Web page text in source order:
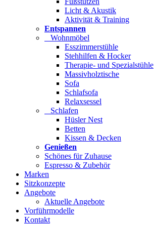
Licht & Akustik
Aktivität & Training
Entspannen
Wohnmöbel
Esszimmerstühle
Stehhilfen & Hocker
Therapie- und Spezialstühle
Massivholztische
Sofa
Schlafsofa
Relaxsessel
Schlafen
Hüsler Nest
Betten
Kissen & Decken
Genießen
Schönes für Zuhause
Espresso & Zubehör
Marken
Sitzkonzepte
Angebote
Aktuelle Angebote
Vorführmodelle
Kontakt